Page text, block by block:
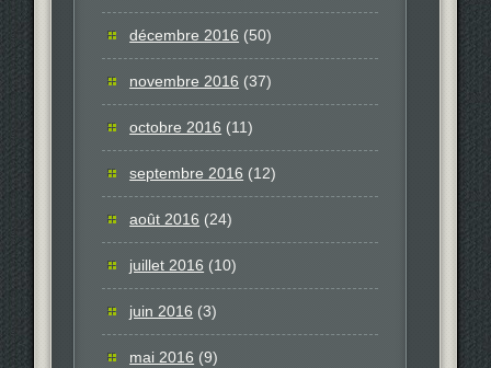
décembre 2016 (50)
novembre 2016 (37)
octobre 2016 (11)
septembre 2016 (12)
août 2016 (24)
juillet 2016 (10)
juin 2016 (3)
mai 2016 (9)